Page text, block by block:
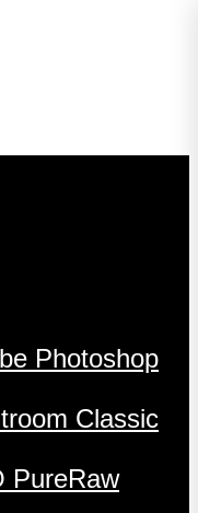
Photoshop
Classic
PureRaw